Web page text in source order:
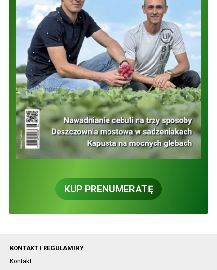
KUP PRENUMERATĘ
KONTAKT I REGULAMINY
Kontakt